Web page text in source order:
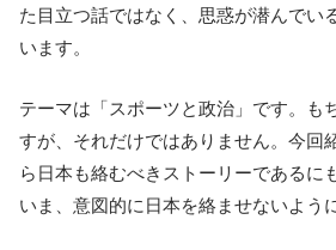
た目立つ話ではなく、思惑が潜んでい
います。
テーマは「スポーツと政治」です。も
すが、それだけではありません。今回
ら日本も絡むべきストーリーであるに
いま、意図的に日本を絡ませないよう